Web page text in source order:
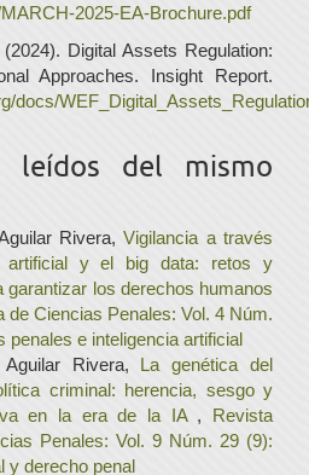
2025-EA-Brochure.pdf
Digital Assets Regulation:
Approaches. Insight Report.
docs/
leídos del mismo
Rivera,Vigilancia a través
artificial y el big data: retos y
garantizar los derechos humanos
de Ciencias Penales: Vol. 4 Núm.
penales e inteligencia artificial
Rivera, La genética del
criminal: herencia, sesgo y
en la era de la IA , Revista
Penales: Vol. 9 Núm. 29 (9):
y derecho penal